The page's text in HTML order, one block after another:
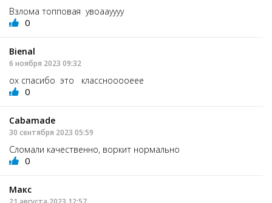
Взлома топповая увоаауууу
0
Bienal
6 ноября 2023 09:32
ох спасибо это класснооооеее
0
Cabamade
30 сентября 2023 05:59
Сломали качественно, воркит нормально
0
Макс